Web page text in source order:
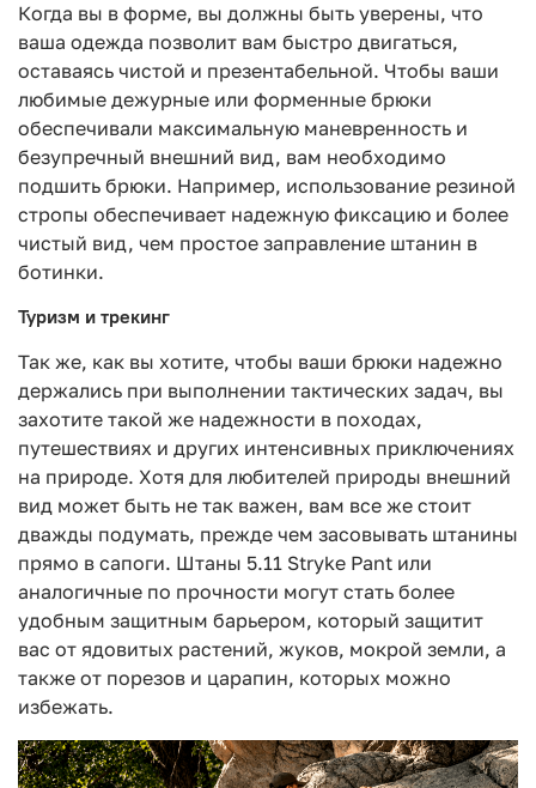
Когда вы в форме, вы должны быть уверены, что
ваша одежда позволит вам быстро двигаться,
оставаясь чистой и презентабельной. Чтобы ваши
любимые дежурные или форменные брюки
обеспечивали максимальную маневренность и
безупречный внешний вид, вам необходимо
подшить брюки. Например, использование резиной
стропы обеспечивает надежную фиксацию и более
чистый вид, чем простое заправление штанин в
ботинки.
Туризм и трекинг
Так же, как вы хотите, чтобы ваши брюки надежно
держались при выполнении тактических задач, вы
захотите такой же надежности в походах,
путешествиях и других интенсивных приключениях
на природе. Хотя для любителей природы внешний
вид может быть не так важен, вам все же стоит
дважды подумать, прежде чем засовывать штанины
прямо в сапоги. Штаны 5.11 Stryke Pant или
аналогичные по прочности могут стать более
удобным защитным барьером, который защитит
вас от ядовитых растений, жуков, мокрой земли, а
также от порезов и царапин, которых можно
избежать.